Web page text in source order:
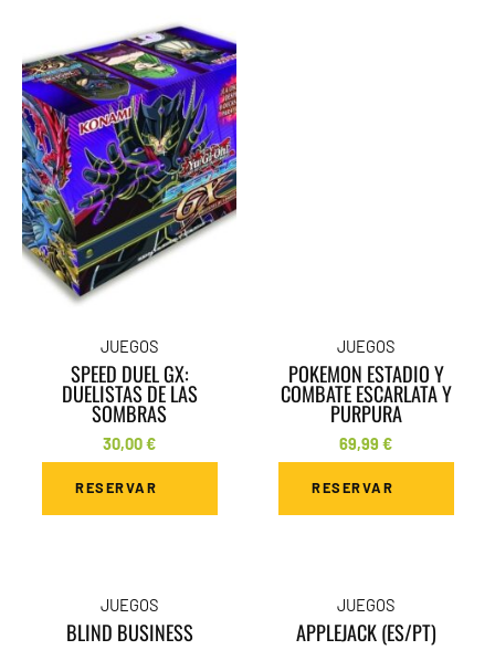
JUEGOS
SPEED DUEL GX:
DUELISTAS DE LAS
SOMBRAS
30,00€
RESERVAR
JUEGOS
POKEMON ESTADIO Y
COMBATE ESCARLATA Y
PURPURA
69,99 €
RESERVAR
JUEGOS
BLIND BUSINESS
JUEGOS
APPLEJACK (ES/PT)